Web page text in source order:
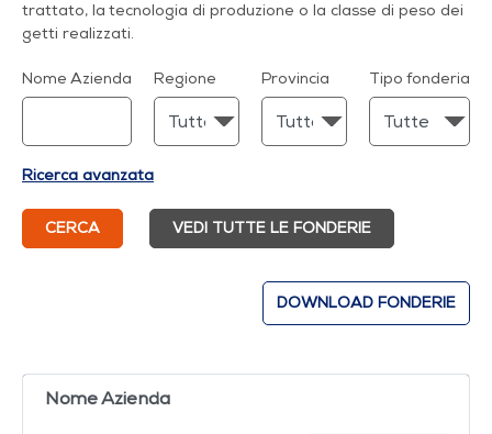
trattato, la tecnologia di produzione o la classe di peso dei
getti realizzati.
Nome Azienda Regione Provincia Tipo fonderia
Ricerca avanzata
CERCA VEDI TUTTE LE FONDERIE
DOWNLOAD FONDERIE
Nome Azienda